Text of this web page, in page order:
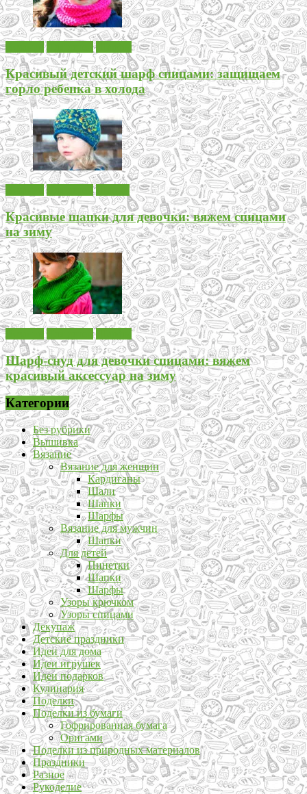
Красивый детский шарф спицами: защищаем
горло ребенка в холода
Красивые шапки для девочки: вяжем спицами
на зиму
Шарф-снуд для девочки спицами: вяжем
красивый аксессуар на зиму
Категории
Без рубрики
Вышивка
Вязание
Вязание для женщин
Кардиганы
Шали
Шапки
Шарфы
Вязание для мужчин
Шапки
Для детей
Пинетки
Шапки
Шарфы
Узоры крючком
Узоры спицами
Декупаж
Детские праздники
Идеи для дома
Идеи игрушек
Идеи подарков
Кулинария
Поделки
Поделки из бумаги
Гофрированная бумага
Оригами
Поделки из природных материалов
Праздники
Разное
Рукоделие